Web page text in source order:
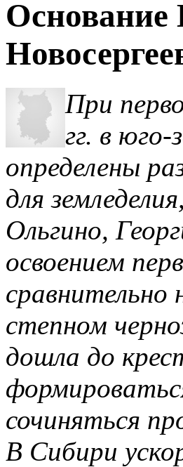
Основание
При
гг. в
определены
для
Ольгино,
освоением
сравнительно
степном
дошла до
сочиняться
В Сибири